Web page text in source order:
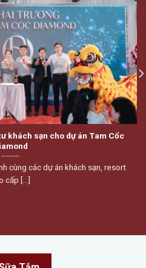
khách sạn cho dự án Tam Cốc
cùng các dự án khách sạn, resort